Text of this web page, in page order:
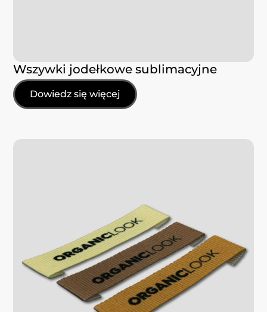
Wszywki jodełkowe sublimacyjne
Dowiedz się więcej